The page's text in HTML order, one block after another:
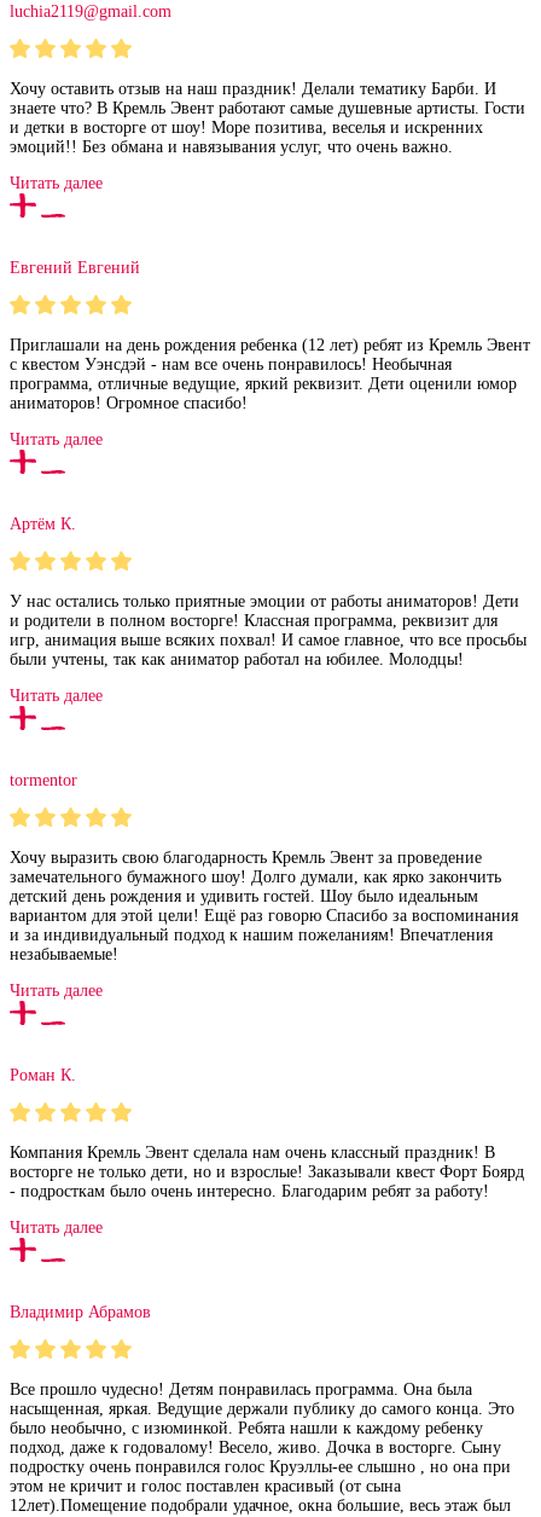
luchia2119@gmail.com
Хочу оставить отзыв на наш праздник! Делали тематику Барби. И
знаете что? В Кремль Эвент работают самые душевные артисты. Гости
и детки в восторге от шоу! Море позитива, веселья и искренних
эмоций!! Без обмана и навязывания услуг, что очень важно.
Читать далее
Евгений Евгений
Приглашали на день рождения ребенка (12 лет) ребят из Кремль Эвент
с квестом Уэнсдэй - нам все очень понравилось! Необычная
программа, отличные ведущие, яркий реквизит. Дети оценили юмор
аниматоров! Огромное спасибо!
Читать далее
Артём К.
У нас остались только приятные эмоции от работы аниматоров! Дети
и родители в полном восторге! Классная программа, реквизит для
игр, анимация выше всяких похвал! И самое главное, что все просьбы
были учтены, так как аниматор работал на юбилее. Молодцы!
Читать далее
tormentor
Хочу выразить свою благодарность Кремль Эвент за проведение
замечательного бумажного шоу! Долго думали, как ярко закончить
детский день рождения и удивить гостей. Шоу было идеальным
вариантом для этой цели! Ещё раз говорю Спасибо за воспоминания
и за индивидуальный подход к нашим пожеланиям! Впечатления
незабываемые!
Читать далее
Роман К.
Компания Кремль Эвент сделала нам очень классный праздник! В
восторге не только дети, но и взрослые! Заказывали квест Форт Боярд
- подросткам было очень интересно. Благодарим ребят за работу!
Читать далее
Владимир Абрамов
Все прошло чудесно! Детям понравилась программа. Она была
насыщенная, яркая. Ведущие держали публику до самого конца. Это
было необычно, с изюминкой. Ребята нашли к каждому ребенку
подход, даже к годовалому! Весело, живо. Дочка в восторге. Сыну
подростку очень понравился голос Круэллы-ее слышно , но она при
этом не кричит и голос поставлен красивый (от сына
12лет).Помещение подобрали удачное, окна большие, весь этаж был